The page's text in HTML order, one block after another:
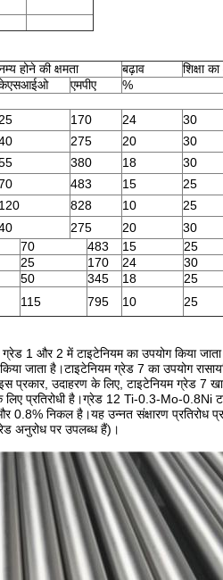
होने की क्षमता बढ़ाव
शिक्षा
एमपीए
%
25 170 24
30
275 20
30
380 18
30
483 15
25
120 828 10
25
275 20
30
70 483 15
25
25 170 24
30
50 345 18
25
115 795 10 25
ग्रेड 1 और 2 में टाइटेनियम का उपयोग किया
किया जाता है।टाइटेनियम ग्रेड 7 का उपयोग
प्रकार, उदाहरण के लिए, टाइटेनियम ग्रेड 7
लिए प्रतिरोधी है।ग्रेड 12 Ti-0.3-Mo-
0.8% निकल है।यह उन्नत संक्षारण प्रतिरोध
अनुरोध पर उपलब्ध हैं)।